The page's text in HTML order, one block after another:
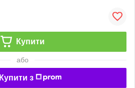
Купити
або
Купити з